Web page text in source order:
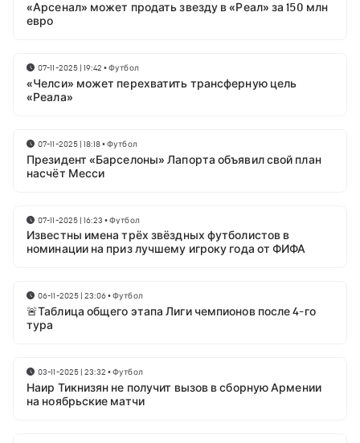
«Арсенал» может продать звезду в «Реал» за 150 млн
евро
07-11-2025 | 19:42 •Футбол
«Челси» может перехватить трансферную цель
«Реала»
07-11-2025 | 18:18•Футбол
Президент «Барселоны» Лапорта объявил свой план
насчёт Месси
07-11-2025 | 16:23 •Футбол
Известны имена трёх звёздных футболистов в
номинации на приз лучшему игроку года от ФИФА
06-11-2025 | 23:06•Футбол
🚨Таблица общего этапа Лиги чемпионов после 4-го
тура
03-11-2025 | 23:32 •Футбол
Наир Тикнизян не получит вызов в сборную Армении
на ноябрьские матчи